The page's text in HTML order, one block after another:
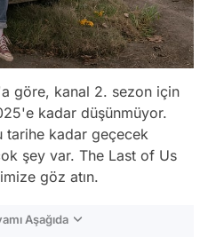
göre, kanal 2. sezon için
kadar düşünmüyor.
tarihe kadar geçecek
şey var. The Last of Us
göz atın.
Aşağıda